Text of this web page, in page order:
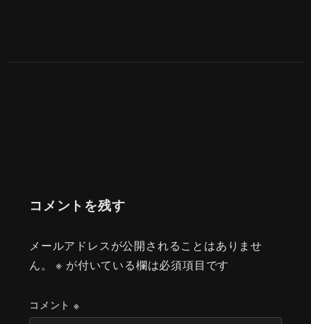
コメントを残す
メールアドレスが公開されることはありませ
ん。
※ が付いている欄は必須項目です
コメント ※